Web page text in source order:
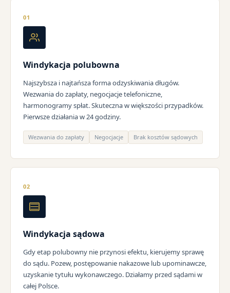
01
Windykacja polubowna
Najszybsza i najtańsza forma odzyskiwania długów.
Wezwania do zapłaty, negocjacje telefoniczne,
harmonogramy spłat. Skuteczna w większości przypadków.
Pierwsze działania w 24 godziny.
Wezwania do zapłaty Negocjacje Brak kosztów sądowych
02
Windykacja sądowa
Gdy etap polubowny nie przynosi efektu, kierujemy sprawę
do sądu. Pozew, postępowanie nakazowe lub upominawcze,
uzyskanie tytułu wykonawczego. Działamy przed sądami w
całej Polsce.